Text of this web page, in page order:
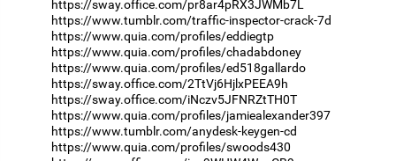
https://sway.office.com/pr8ar4pRX3JWMb7L
https://www.tumblr.com/traffic-inspector-crack-7d
https://www.quia.com/profiles/eddiegtp
https://www.quia.com/profiles/chadabdoney
https://www.quia.com/profiles/ed518gallardo
https://sway.office.com/2TtVj6HjlxPEEA9h
https://sway.office.com/iNczv5JFNRZtTH0T
https://www.quia.com/profiles/jamiealexander397
https://www.tumblr.com/anydesk-keygen-cd
https://www.quia.com/profiles/swoods430